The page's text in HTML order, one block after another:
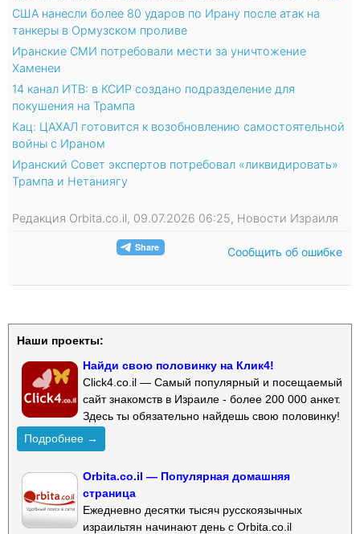
США нанесли более 80 ударов по Ирану после атак на
танкеры в Ормузском проливе
Иранские СМИ потребовали мести за уничтожение
Хаменеи
14 канал ИТВ: в КСИР создано подразделение для
покушения на Трампа
Кац: ЦАХАЛ готовится к возобновлению самостоятельной
войны с Ираном
Иранский Совет экспертов потребовал «ликвидировать»
Трампа и Нетаниягу
Редакция Orbita.co.il, 09.07.2026 06:25, Новости Израиля
Сообщить об ошибке
Наши проекты:
Найди свою половинку на Клик4!
Click4.co.il — Самый популярный и посещаемый
сайт знакомств в Израиле - более 200 000 анкет.
Здесь ты обязательно найдешь свою половинку!
Подробнее →
Orbita.co.il — Популярная домашняя
страница
Ежедневно десятки тысяч русскоязычных
израильтян начинают день с Orbita.co.il